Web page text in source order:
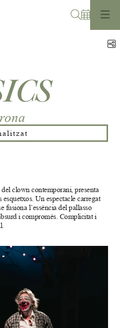
clown contemporani, presenta
Un espectacle carregat
fusiona l’essència del pallasso
i compromès. Complicitat i